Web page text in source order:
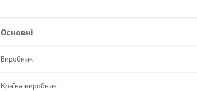
Основні
Виробник
Країна виробник